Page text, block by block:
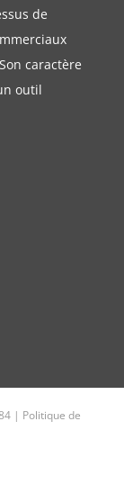
de
caractère
outil
| Politique de